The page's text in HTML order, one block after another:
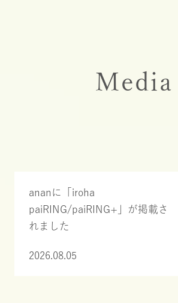
Media
2026.08.05
ananに「iroha
paiRING/paiRING+」が掲載さ
れました